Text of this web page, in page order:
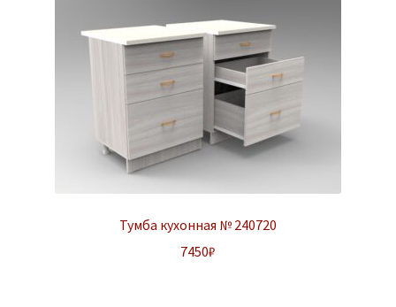
Тумба кухонная № 240720
7450₽